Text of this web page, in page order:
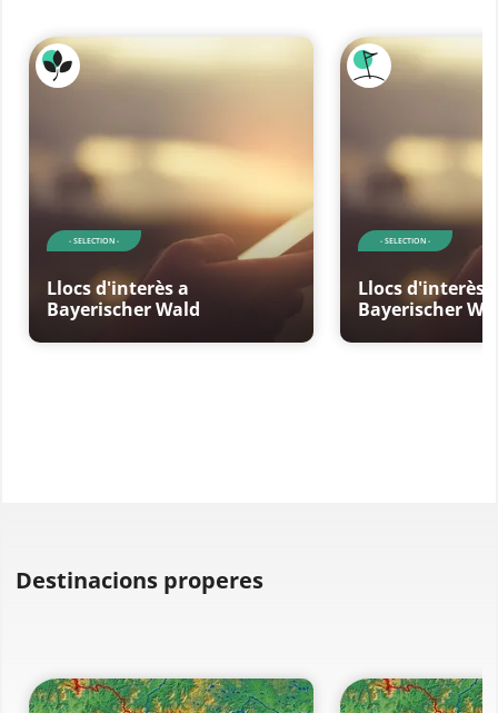
- SELECTION -
Llocs d'interès a
Bayerischer Wald
- SELECTION -
Llocs d'interès
Bayerischer
Destinacions properes